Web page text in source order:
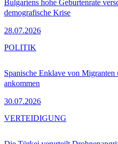
Bulgariens hohe Geburtenrate
demografische Krise
28.07.2026
Spanische Enklave von Migranten
ankommen
30.07.2026
POLITIK
VERTEIDIGUNG